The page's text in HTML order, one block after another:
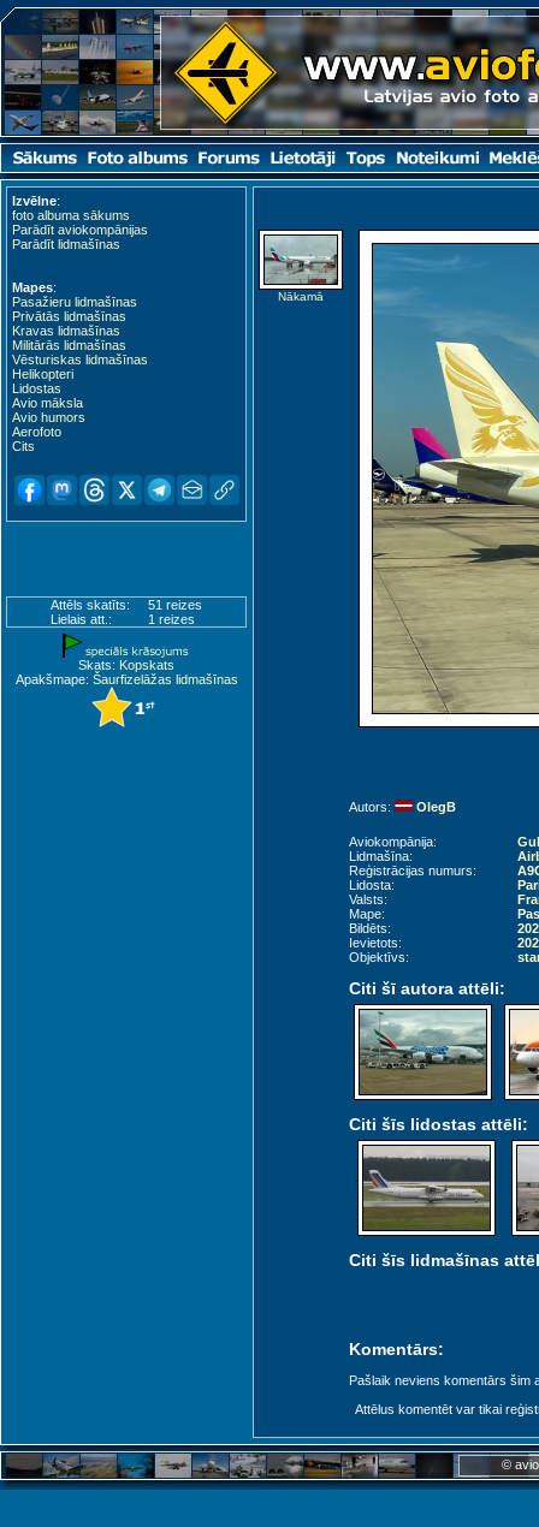
Izvēlne:
foto albuma sākums
Parādīt aviokompānijas
Parādīt lidmašīnas
Mapes:
Pasažieru lidmašīnas
Privātās lidmašīnas
Kravas lidmašīnas
Militārās lidmašīnas
Vēsturiskas lidmašīnas
Helikopteri
Lidostas
Avio māksla
Avio humors
Aerofoto
Cits
Attēls skatīts:
51 reizes
Lielais att.:
1 reizes
Skats: Kopskats
Apakšmape: Šaurfizelāžas lidmašīnas
Nākamā
Autors: OlegB
Aviokompānija:
Lidmašīna:
Reģistrācijas numurs:
Lidosta:
Valsts:
Mape:
Bildēts:
Ievietots:
Objektīvs:
Citi šī autora attēli:
Citi šīs lidostas attēli:
Citi šīs lidmašīnas
Komentārs:
Pašlaik neviens komentārs šim
Attēlus komentēt var tikai
©